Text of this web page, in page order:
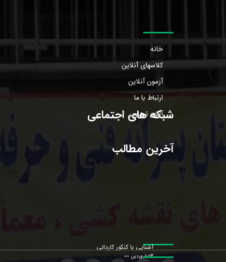
خانه
کلاسهای آنلاین
آزمون آنلاین
ارتباط با ما
آلبوم تصاویر
آخرین مطالب
آشنایی با کنکور کاردانی
۲۴ فروردین ۰۰
شبکه های اجتماعی